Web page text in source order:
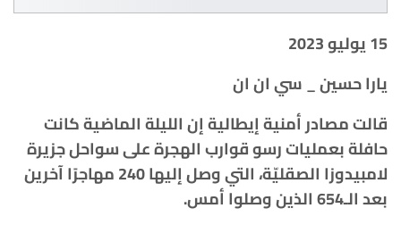
15 يوليو 2023
يارا حسين _ سي ان ان
قالت مصادر أمنية إيطالية إن الليلة الماضية كانت
حافلة بعمليات رسو قوارب الهجرة على سواحل جزيرة
لامبيدوزا الصقليّة، التي وصل إليها 240 مهاجرًا آخرين
بعد الـ654 الذين وصلوا أمس.